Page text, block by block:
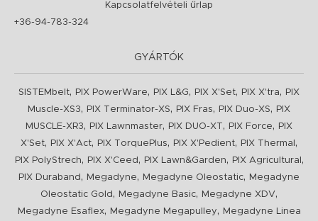
Kapcsolatfelvételi űrlap
+36-94-783-324
GYÁRTÓK
SISTEMbelt, PIX PowerWare, PIX L&G, PIX X'Set, PIX X'tra,
PIX
Muscle-XS3, PIX Terminator-XS, PIX Fras, PIX Duo-XS,
PIX
MUSCLE-XR3, PIX Lawnmaster, PIX DUO-XT , PIX Force,
PIX
X'Set, PIX X'Act, PIX TorquePlus, PIX X'Pedient, PIX Thermal ,
PIX PolyStrech, PIX X'Ceed , PIX Lawn&Garden, PIX Agricultural ,
PIX Duraband , Megadyne, Megadyne Oleostatic,
Megadyne
Oleostatic Gold , Megadyne Basic, Megadyne XDV,
Megadyne Esaflex, Megadyne Megapulley,
Megadyne Linea